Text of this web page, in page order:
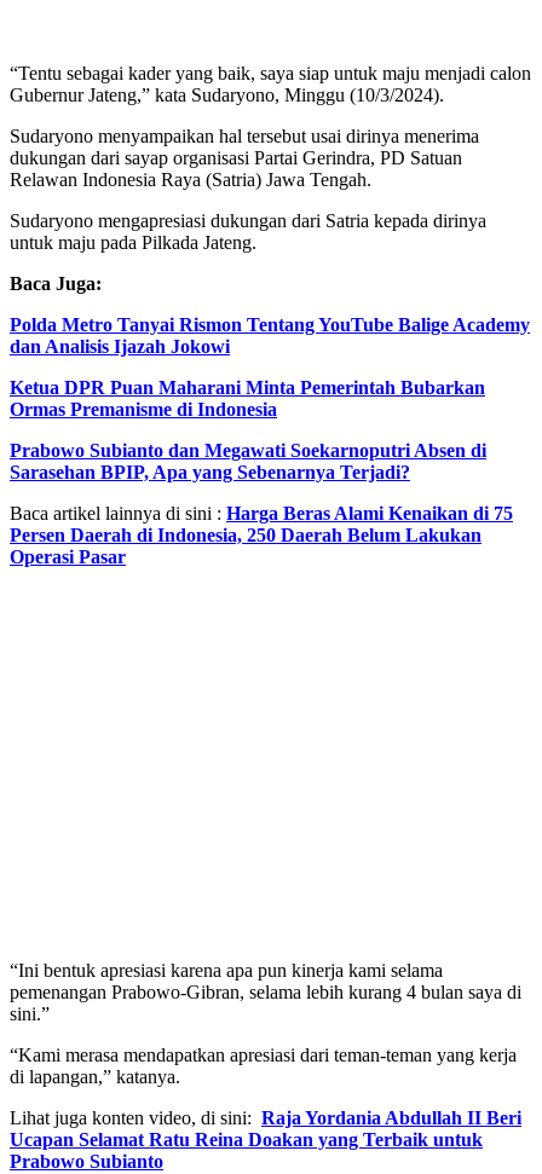
“Tentu sebagai kader yang baik, saya siap untuk maju menjadi calon
Gubernur Jateng,” kata Sudaryono, Minggu (10/3/2024).
Sudaryono menyampaikan hal tersebut usai dirinya menerima
dukungan dari sayap organisasi Partai Gerindra, PD Satuan
Relawan Indonesia Raya (Satria) Jawa Tengah.
Sudaryono mengapresiasi dukungan dari Satria kepada dirinya
untuk maju pada Pilkada Jateng.
Baca Juga:
Polda Metro Tanyai Rismon Tentang YouTube Balige Academy
dan Analisis Ijazah Jokowi
Ketua DPR Puan Maharani Minta Pemerintah Bubarkan
Ormas Premanisme di Indonesia
Prabowo Subianto dan Megawati Soekarnoputri Absen di
Sarasehan BPIP, Apa yang Sebenarnya Terjadi?
Baca artikel lainnya di sini : Harga Beras Alami Kenaikan di 75
Persen Daerah di Indonesia, 250 Daerah Belum Lakukan
Operasi Pasar
“Ini bentuk apresiasi karena apa pun kinerja kami selama
pemenangan Prabowo-Gibran, selama lebih kurang 4 bulan saya di
sini.”
“Kami merasa mendapatkan apresiasi dari teman-teman yang kerja
di lapangan,” katanya.
Lihat juga konten video, di sini: Raja Yordania Abdullah II Beri
Ucapan Selamat Ratu Reina Doakan yang Terbaik untuk
Prabowo Subianto